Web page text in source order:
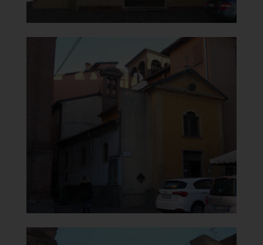
Oratorio della Madonna del
Carmine o delle Carandine
Vista lato sinistro